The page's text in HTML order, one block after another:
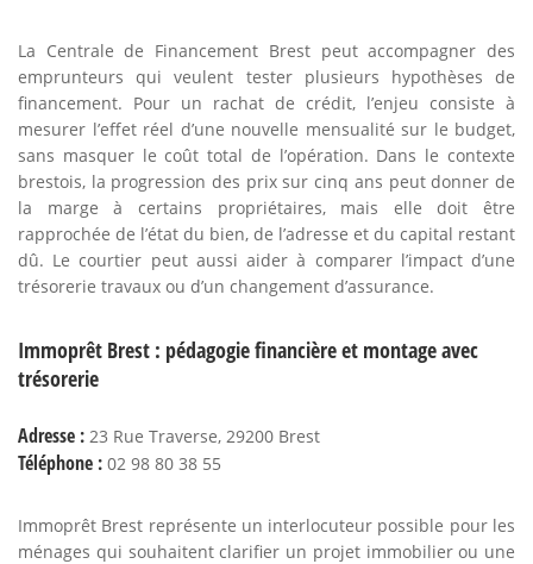
La Centrale de Financement Brest peut accompagner des
emprunteurs qui veulent tester plusieurs hypothèses de
financement. Pour un rachat de crédit, l’enjeu consiste à
mesurer l’effet réel d’une nouvelle mensualité sur le budget,
sans masquer le coût total de l’opération. Dans le contexte
brestois, la progression des prix sur cinq ans peut donner de
la marge à certains propriétaires, mais elle doit être
rapprochée de l’état du bien, de l’adresse et du capital restant
dû. Le courtier peut aussi aider à comparer l’impact d’une
trésorerie travaux ou d’un changement d’assurance.
Immoprêt Brest : pédagogie financière et montage avec
trésorerie
Adresse : 23 Rue Traverse, 29200 Brest
Téléphone : 02 98 80 38 55
Immoprêt Brest représente un interlocuteur possible pour les
ménages qui souhaitent clarifier un projet immobilier ou une